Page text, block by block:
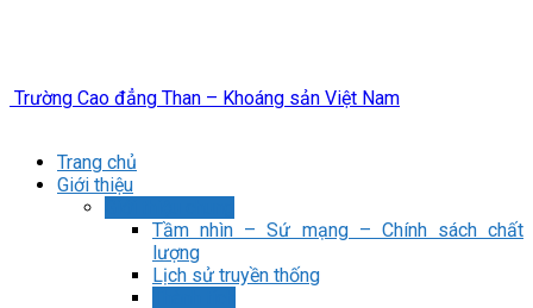
Trường Cao đẳng Than – Khoáng sản Việt Nam
Trang chủ
Giới thiệu
Tầm nhìn – Sứ mạng – Chính sách chất
lượng
Lịch sử truyền thống